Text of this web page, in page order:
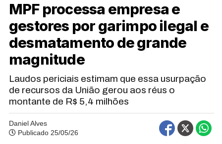
MPF processa empresa e
gestores por garimpo ilegal e
desmatamento de grande
magnitude
Laudos periciais estimam que essa usurpação
de recursos da União gerou aos réus o
montante de R$ 5,4 milhões
Daniel Alves
Publicado 25/05/26